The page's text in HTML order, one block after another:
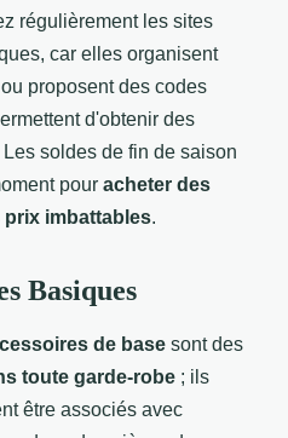
régulièrement les sites
car elles organisent
proposent des codes
d'obtenir des
soldes de fin de saison
pour acheter des
prix imbattables.
Basiques
de base sont des
toute garde-robe ; ils
être associés avec